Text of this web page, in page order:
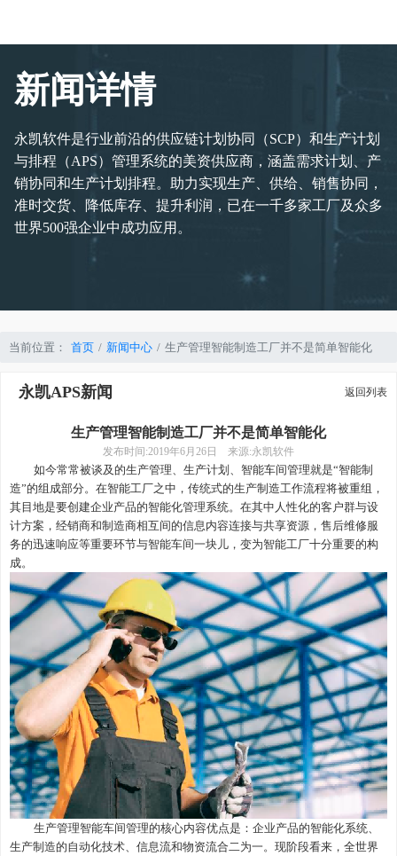
新闻详情
永凯软件是行业前沿的供应链计划协同（SCP）和生产计划
与排程（APS）管理系统的美资供应商，涵盖需求计划、产
销协同和生产计划排程。助力实现生产、供给、销售协同，
准时交货、降低库存、提升利润，已在一千多家工厂及众多
世界500强企业中成功应用。
当前位置： 首页 新闻中心 生产管理智能制造工厂并不是简单智能化
永凯APS新闻 返回列表
生产管理智能制造工厂并不是简单智能化
发布时间 :2019年6月26日 来源:永凯软件
如今常常被谈及的生产管理、生产计划、 智能车间管理就是“智能制
造”的组成部分。在智能工厂之中，传统式的生产制造工作流程将被重组，
其目地是要创建企业产品的智能化管理系统。在其中人性化的客户群与设
计方案，经销商和制造商相互间的信息内容连接与共享资源，售后维修服
务的迅速响应等重要环节与智能车间一块儿，变为智能工厂十分重要的构
成。
生产管理智能车间管理的核心内容优点是：企业产品的智能化系统、
生产制造的自动化技术、信息流和物资流合二为一。现阶段看来，全世界